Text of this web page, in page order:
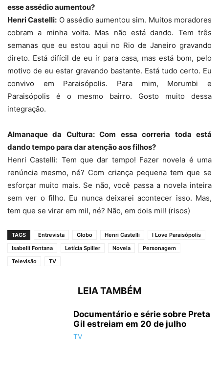
esse assédio aumentou?
Henri Castelli: O assédio aumentou sim. Muitos moradores
cobram a minha volta. Mas não está dando. Tem três
semanas que eu estou aqui no Rio de Janeiro gravando
direto. Está difícil de eu ir para casa, mas está bom, pelo
motivo de eu estar gravando bastante. Está tudo certo. Eu
convivo em Paraisópolis. Para mim, Morumbi e
Paraisópolis é o mesmo bairro. Gosto muito dessa
integração.
Almanaque da Cultura: Com essa correria toda está
dando tempo para dar atenção aos filhos?
Henri Castelli: Tem que dar tempo! Fazer novela é uma
renúncia mesmo, né? Com criança pequena tem que se
esforçar muito mais. Se não, você passa a novela inteira
sem ver o filho. Eu nunca deixarei acontecer isso. Mas,
tem que se virar em mil, né? Não, em dois mil! (risos)
TAGS Entrevista Globo Henri Castelli
I Love Paraisópolis
Isabelli Fontana
Letícia Spiller Novela
Personagem
Televisão
TV
LEIA TAMBÉM
Documentário e série sobre Preta
Gil estreiam em 20 de julho
TV